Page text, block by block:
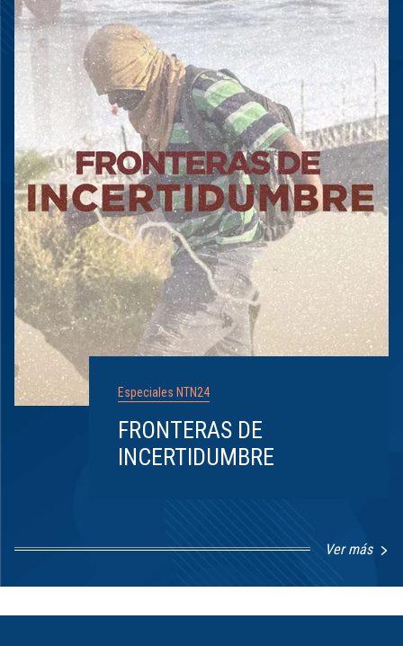
Especiales NTN24
FRONTERAS DE
INCERTIDUMBRE
Ver más
8